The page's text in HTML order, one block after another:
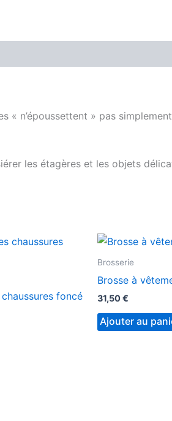
« n’époussettent » pas
les étagères et les objets
foncé
Brosserie
Brosse à
31,50€
Ajouter au